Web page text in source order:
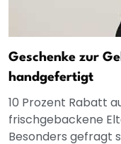
Geschenke zur
handgefertigt
10 Prozent Rabatt
frischgebackene
Besonders gefragt